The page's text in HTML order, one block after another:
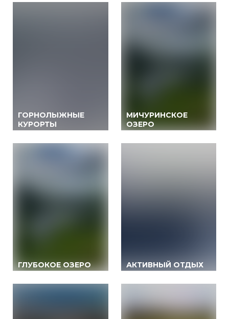
ГОРНОЛЫЖНЫЕ
КУРОРТЫ
МИЧУРИНСКОЕ
ОЗЕРО
ГЛУБОКОЕ ОЗЕРО АКТИВНЫЙ ОТДЫХ